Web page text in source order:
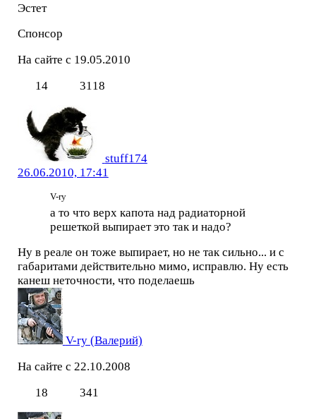
Эстет
Спонсор
На сайте с 19.05.2010
14
3118
stuff174
26.06.2010, 17:41
V-ry
а то что верх капота над радиаторной
решеткой выпирает это так и надо?
Ну в реале он тоже выпирает, но не так сильно... и с
габаритами действительно мимо, исправлю. Ну есть
канеш неточности, что поделаешь
V-ry (Валерий)
На сайте с 22.10.2008
18
341